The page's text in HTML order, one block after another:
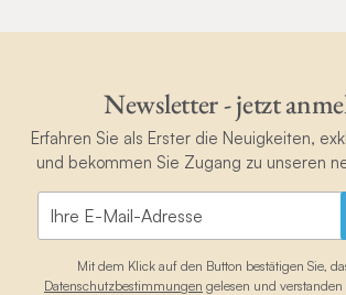
Newsletter - jetzt
Erfahren Sie als Erster die Neuigkeiten,
und bekommen Sie Zugang zu unseren
Mit dem Klick auf den Button bestätigen Sie,
Datenschutzbestimmungen gelesen und